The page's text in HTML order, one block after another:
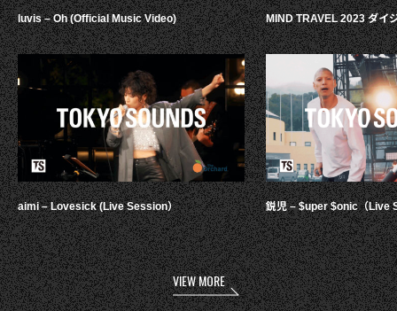
luvis – Oh (Official Music Video)
aimi – Lovesick (Live Session）
MIND TRAVEL 2023 ダイ
鋭児 – $uper $onic（Live
VIEW MORE